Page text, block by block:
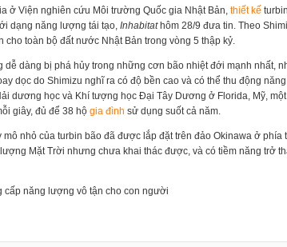
ở Viện nghiên cứu Môi trường Quốc gia Nhật Bản, thiết kế
dạng năng lượng tái tạo, Inhabitathôm 28/9 đưa tin. Theo
cho toàn bộ đất nước Nhật Bản trong vòng 5 thập kỷ.
dễ dàng bị phá hủy trong những cơn bão nhiệt đới mạnh nhất,
dọc do Shimizu nghĩ ra có độ bền cao và có thể thu động
dương học và Khí tượng học Đại Tây Dương ở Florida, Mỹ,
giây, đủ để 38 hộ gia đình sử dụng suốt cả năm.
nhỏ của turbin bão đã được lắp đặt trên đảo Okinawa ở phía
Mặt Trời nhưng chưa khai thác được, và có tiềm năng trở
cấp năng lượng vô tận cho con người